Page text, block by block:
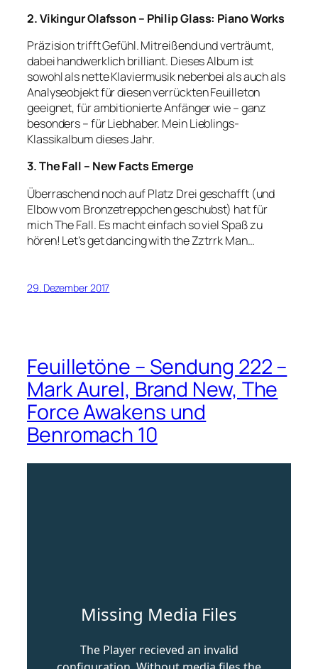
2. Vikingur Olafsson – Philip Glass: Piano Works
Präzision trifft Gefühl. Mitreißend und verträumt,
dabei handwerklich brilliant. Dieses Album ist
sowohl als nette Klaviermusik nebenbei als auch als
Analyseobjekt für diesen verrückten Feuilleton
geeignet, für ambitionierte Anfänger wie – ganz
besonders – für Liebhaber. Mein Lieblings-
Klassikalbum dieses Jahr.
3. The Fall – New Facts Emerge
Überraschend noch auf Platz Drei geschafft (und
Elbow vom Bronzetreppchen geschubst) hat für
mich The Fall. Es macht einfach so viel Spaß zu
hören! Let’s get dancing with the Zztrrk Man…
29. Dezember 2017
Feuilletöne – Sendung 222 –
Mark Aurel, Brand New, The
Force Awakens und
Benromach 10